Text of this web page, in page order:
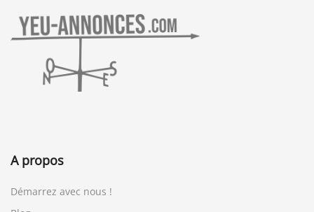
A propos
Démarrez avec nous !
Information
Termes & Conditions